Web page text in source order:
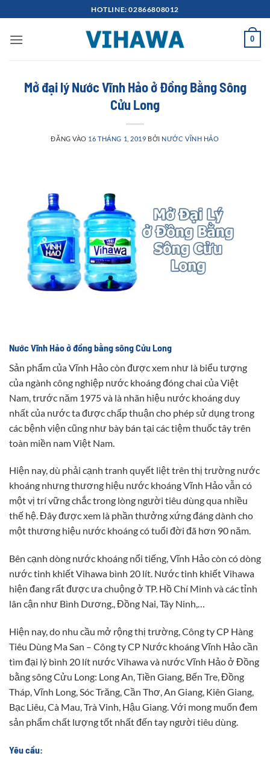
qua
nội
HOTLINE: 02866808012
0
Mở đại lý Nước Vĩnh Hảo ở Đồng Bằng Sông
Cửu Long
ĐĂNG VÀO 16 THÁNG 1, 2019 BỞI NƯỚC VĨNH HẢO
Nước Vĩnh Hảo ở đồng bằng sông Cửu Long
Sản phẩm của Vĩnh Hảo còn được xem như là biểu tượng
của ngành công nghiệp nước khoáng đóng chai của Việt
Nam, trước năm 1975 và là nhãn hiệu nước khoáng duy
nhất của nước ta được chấp thuận cho phép sử dụng trong
các bệnh viện cũng như bày bán tại các tiệm thuốc tây trên
toàn miền nam Việt Nam.
Hiện nay, dù phải cạnh tranh quyết liệt trên thị trường nước
khoáng nhưng thương hiệu nước khoáng Vĩnh Hảo vẫn có
một vị trí vững chắc trong lòng người tiêu dùng qua nhiều
thế hệ. Đây được xem là phần thưởng xứng đáng dành cho
một thương hiệu nước khoáng có tuổi đời đã hơn 90 năm.
Bên cạnh dòng nước khoáng nổi tiếng, Vĩnh Hảo còn có dòng
nước tinh khiết Vihawa bình 20 lít. Nước tinh khiết Vihawa
hiện đang rất được ưa chuộng ở TP. Hồ Chí Minh và các tỉnh
lân cận như Bình Dương., Đồng Nai, Tây Ninh,…
Hiện nay, do nhu cầu mở rộng thị trường, Công ty CP Hàng
Tiêu Dùng Ma San – Công ty CP Nước khoáng Vĩnh Hảo cần
tìm đại lý bình 20 lít nước Vihawa và nước Vĩnh Hảo ở Đồng
bằng sông Cửu Long: Long An, Tiền Giang, Bến Tre, Đồng
Tháp, Vĩnh Long, Sóc Trăng, Cần Thơ, An Giang, Kiên Giang,
Bạc Liêu, Cà Mau, Trà Vinh, Hậu Giang. Với mong muốn đem
sản phẩm chất lượng tốt nhất đến tay người tiêu dùng.
Yêu cầu: